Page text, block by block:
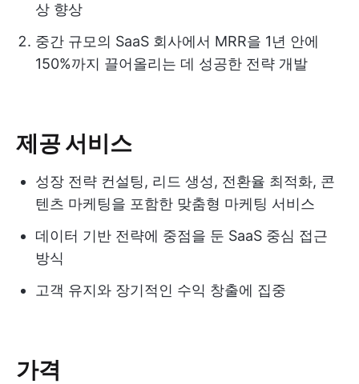
상 향상
중간 규모의 SaaS 회사에서 MRR을 1년 안에
150%까지 끌어올리는 데 성공한 전략 개발
제공 서비스
성장 전략 컨설팅, 리드 생성, 전환율 최적화, 콘
텐츠 마케팅을 포함한 맞춤형 마케팅 서비스
데이터 기반 전략에 중점을 둔 SaaS 중심 접근
방식
고객 유지와 장기적인 수익 창출에 집중
가격